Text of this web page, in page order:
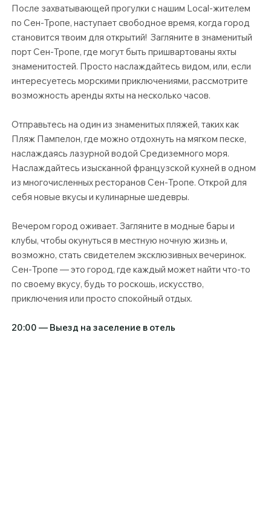
После захватывающей прогулки с нашим Local-жителем
по Сен-Тропе, наступает свободное время, когда город
становится твоим для открытий! Загляните в знаменитый
порт Сен-Тропе, где могут быть пришвартованы яхты
знаменитостей. Просто наслаждайтесь видом, или, если
интересуетесь морскими приключениями, рассмотрите
возможность аренды яхты на несколько часов.
Отправьтесь на один из знаменитых пляжей, таких как
Пляж Пампелон, где можно отдохнуть на мягком песке,
наслаждаясь лазурной водой Средиземного моря. ​
Наслаждайтесь изысканной французской кухней в одном
из многочисленных ресторанов Сен-Тропе. Открой для
себя новые вкусы и кулинарные шедевры.
Вечером город оживает. Загляните в модные бары и
клубы, чтобы окунуться в местную ночную жизнь и,
возможно, стать свидетелем эксклюзивных вечеринок.
Сен-Тропе — это город, где каждый может найти что-то
по своему вкусу, будь то роскошь, искусство,
приключения или просто спокойный отдых.
20:00 — Выезд на заселение в отель